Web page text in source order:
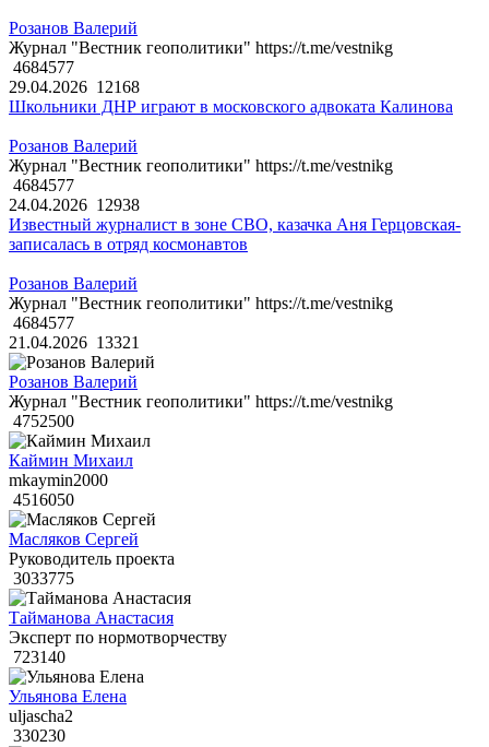
Розанов Валерий
Журнал "Вестник геополитики" https://t.me/vestnikg
4684577
29.04.2026 12168
Школьники ДНР играют в московского адвоката Калинова
Розанов Валерий
Журнал "Вестник геополитики" https://t.me/vestnikg
4684577
24.04.2026 12938
Известный журналист в зоне СВО, казачка Аня Герцовская-
записалась в отряд космонавтов
Розанов Валерий
Журнал "Вестник геополитики" https://t.me/vestnikg
4684577
21.04.2026 13321
Розанов Валерий
Журнал "Вестник геополитики" https://t.me/vestnikg
4752500
Каймин Михаил
mkaymin2000
4516050
Масляков Сергей
Руководитель проекта
3033775
Тайманова Анастасия
Эксперт по нормотворчеству
723140
Ульянова Елена
uljascha2
330230